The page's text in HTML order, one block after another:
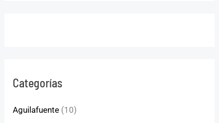
Categorías
Aguilafuente (10)